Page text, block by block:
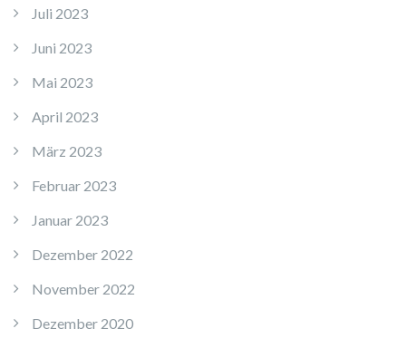
Juli 2023
Juni 2023
Mai 2023
April 2023
März 2023
Februar 2023
Januar 2023
Dezember 2022
November 2022
Dezember 2020